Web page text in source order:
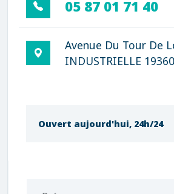
05 87 01 71 40
Avenue Du Tour De
INDUSTRIELLE
Ouvert aujourd'hui, 24h/24